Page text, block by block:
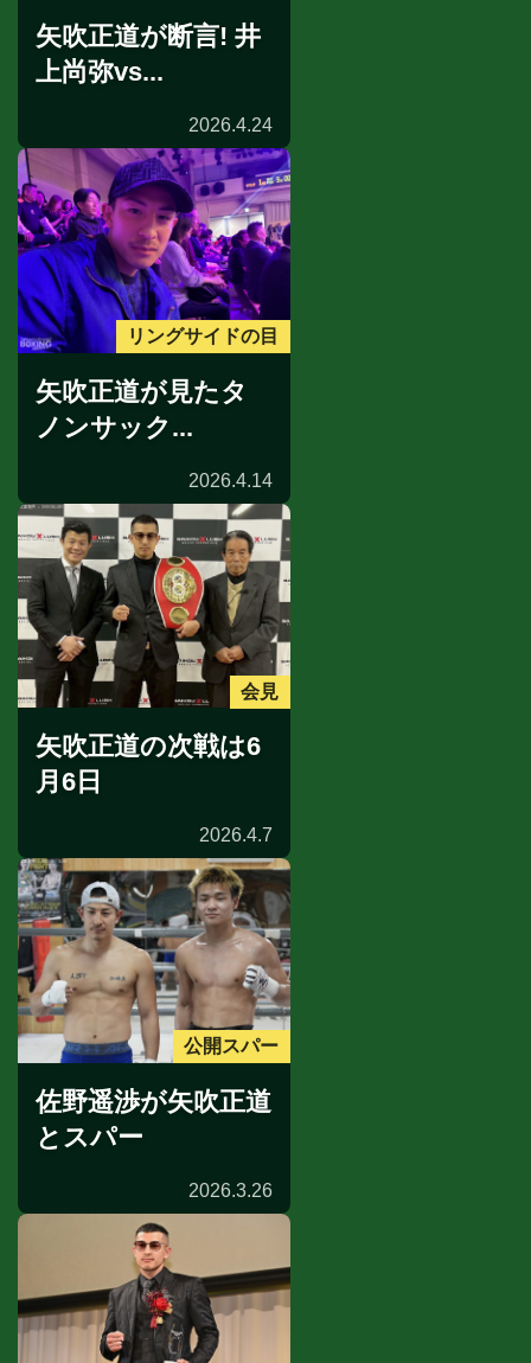
矢吹正道が断言! 井
上尚弥vs...
2026.4.24
リングサイドの目
矢吹正道が見たタ
ノンサック...
2026.4.14
会見
矢吹正道の次戦は6
月6日
2026.4.7
公開スパー
佐野遥渉が矢吹正道
とスパー
2026.3.26